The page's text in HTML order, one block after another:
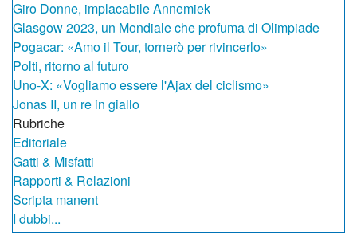
Giro Donne, implacabile Annemiek
Glasgow 2023, un Mondiale che profuma di Olimpiade
Pogacar: «Amo il Tour, tornerò per rivincerlo»
Polti, ritorno al futuro
Uno-X: «Vogliamo essere l'Ajax del ciclismo»
Jonas II, un re in giallo
Rubriche
Editoriale
Gatti & Misfatti
Rapporti & Relazioni
Scripta manent
I dubbi...